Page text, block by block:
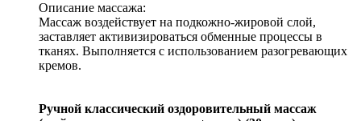
Описание массажа:
Массаж воздействует на подкожно-жировой слой,
заставляет активизироваться обменные процессы в
тканях. Выполняется с использованием разогревающих
кремов.
Ручной классический оздоровительный массаж